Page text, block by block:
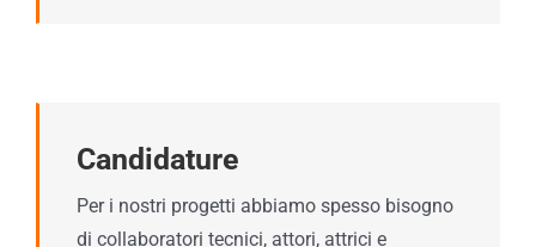
Candidature
Per i nostri progetti abbiamo spesso bisogno
di collaboratori tecnici, attori, attrici e